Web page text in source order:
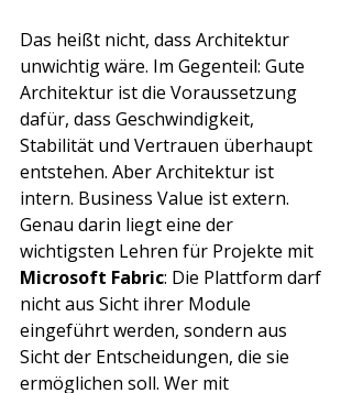
Das heißt nicht, dass Architektur
unwichtig wäre. Im Gegenteil: Gute
Architektur ist die Voraussetzung
dafür, dass Geschwindigkeit,
Stabilität und Vertrauen überhaupt
entstehen. Aber Architektur ist
intern. Business Value ist extern.
Genau darin liegt eine der
wichtigsten Lehren für Projekte mit
Microsoft Fabric: Die Plattform darf
nicht aus Sicht ihrer Module
eingeführt werden, sondern aus
Sicht der Entscheidungen, die sie
ermöglichen soll. Wer mit